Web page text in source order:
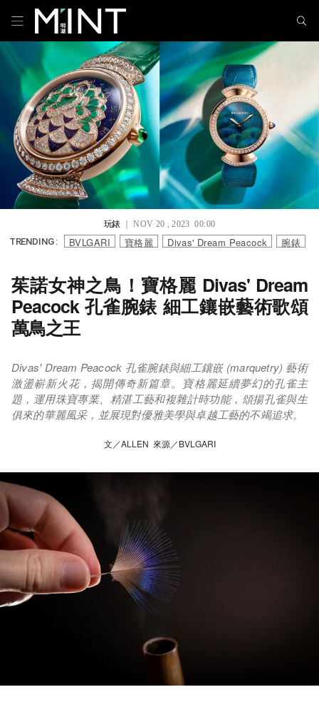
玩錶｜ NOV 20 , 2023 00:00
TRENDING : BVLGARI 寶格麗 Divas' Dream Peacock 腕錶
茱諾女神之鳥！寶格麗 Divas' Dream
Peacock 孔雀腕錶 細工鑲嵌藝術歌頌
萬鳥之王
Divas' Dream Peacock 孔雀腕錶與細工鑲嵌 (marquetry) 藝術
激盪嶄新火花，揭開傳奇新篇章。寶格麗延續夢幻的孔雀主
題，運用珠寶專業、精湛工藝和複雜計時功能，頌揚孔雀與生
俱來的華麗風采，並展現對優雅美學與卓越工藝的不竭追求。
文／ALLEN 來源／BVLGARI